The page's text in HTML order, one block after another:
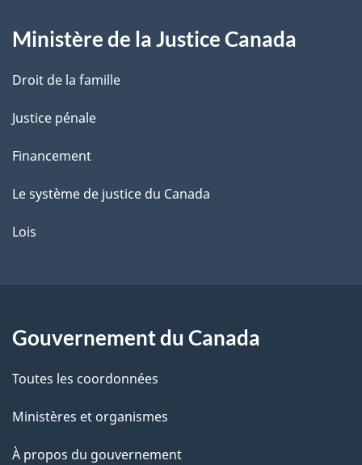
e
p
g
e
Ministère de la Justice Canada
Droit de la famille
Justice pénale
Financement
Le système de justice du Canada
Lois
Gouvernement du Canada
Toutes les coordonnées
Ministères et organismes
À propos du gouvernement